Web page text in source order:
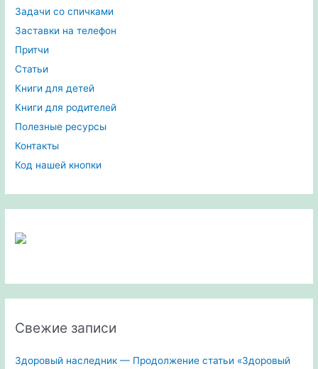
Задачи со спичками
Заставки на телефон
Притчи
Статьи
Книги для детей
Книги для родителей
Полезные ресурсы
Контакты
Код нашей кнопки
Свежие записи
Здоровый наследник — Продолжение статьи «Здоровый